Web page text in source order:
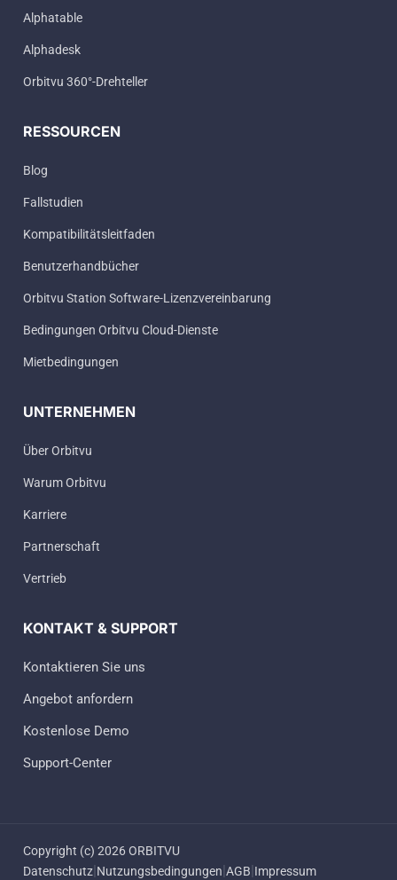
Alphatable
Alphadesk
Orbitvu 360°-Drehteller
RESSOURCEN
Blog
Fallstudien
Kompatibilitätsleitfaden
Benutzerhandbücher
Orbitvu Station Software-Lizenzvereinbarung
Bedingungen Orbitvu Cloud-Dienste
Mietbedingungen
UNTERNEHMEN
Über Orbitvu
Warum Orbitvu
Karriere
Partnerschaft
Vertrieb
KONTAKT & SUPPORT
Kontaktieren Sie uns
Angebot anfordern
Kostenlose Demo
Support-Center
Copyright (c) 2026 ORBITVU
Datenschutz Nutzungsbedingungen AGB Impressum